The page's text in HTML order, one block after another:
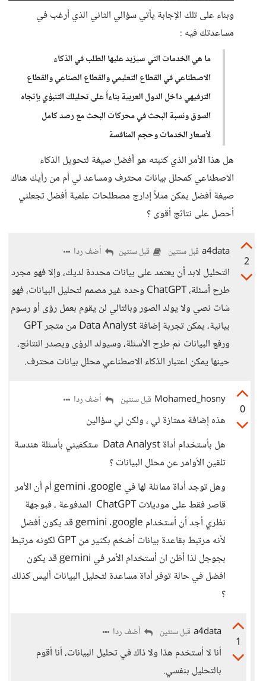
وبناء على تلك الإجابة يأتي سؤالي الثاني الذي أرغب في
مساعدتك فيه :
ما هي الخدمات التي سيزيد عليها الطلب في الذكاء
الاصطناعي في القطاع التعليمي والقطاع الصناعي والقطاع
الترفيهي داخل الدول العربية بناءاً على تحليلك التنبؤي بإتجاه
السوق ونسبة البحث في محركات البحث مع رصد كامل
لأسعار الخدمات وحجم المنافسة
هل هذا الأمر الذي كتبته هو أفضل صيغة لتحويل الذكاء
الاصطناعي كمحلل بيانات محترف ومساعد لي أم من رأيك هناك
صيغة أفضل يمكن مثلاً إدارج مصطلحات علمية أفضل تجعلني
أحصل على نتائج أقوى ؟
2
a4data قبل سنتين قبل سنتين أضف ردا
التحليل لابد أن يعتمد على بيانات محددة لديك، وإلا فهو مجرد
طرح أسئلة، ChatGPT وحده غير مصمم لتحليل البيانات، فهو
شات نصي ولا يولد الصور وبالتالي لن يقوم بعمل رؤى أو رسوم
بيانية، يمكن تجربة إضافة Data Analyst من متجر GPT
ورفع البيانات ثم طرح الأسئلة، وسيولد الرؤى ويصدر النتائج،
حينها يمكن اعتبار الذكاء الاصطناعي محلل بيانات محترف.
0
Mohamed_hosny قبل سنتين أضف ردا
هذه إضافة ممتازة لي ، ولكن لي سؤالين
هل بأستخدام أداة Data Analyst ستكفيني بأسئلة هندسة
تلقين الأوامر عن محلل البيانات ؟
وهل توجد أداة مماثلة لها في gemini .google أم أن الأمر
قاصر فقط على موديلات ChatGPT المدفوعة ، فبوجهة
نظري أجد أن أستخدام gemini .google قد يكون أفضل
لأنه مرتبط بقاعدة بيانات أضخم بكثير من GPT لكونه مرتبط
بجوجل لذا أظن ان أستخدام الأمر في gemini قد يكون
افضل في حالة توفر أداة مساعدة لتحليل البيانات أليس كذلك
؟
1
a4data قبل سنتين أضف ردا
أنا لا أستخدم هذا ولا ذاك في تحليل البيانات، أنا أقوم
بالتحليل بنفسي.